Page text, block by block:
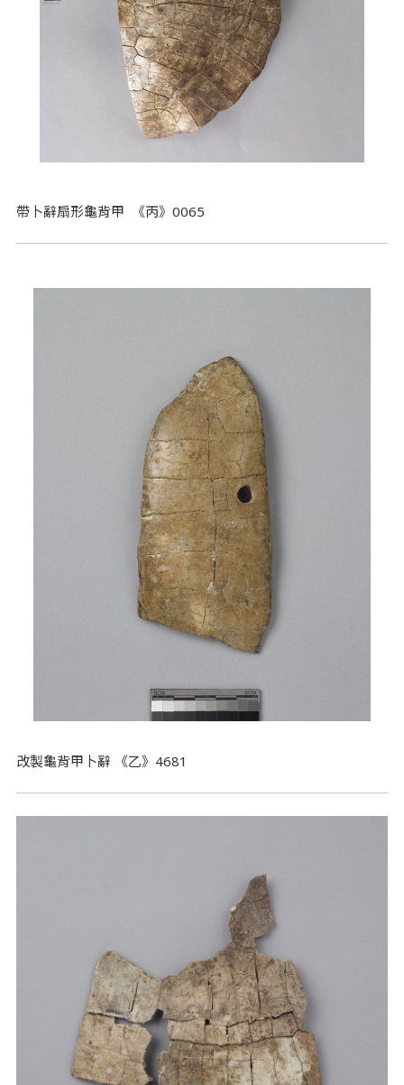
帶卜辭扇形龜背甲 《丙》0065
改製龜背甲卜辭 《乙》4681